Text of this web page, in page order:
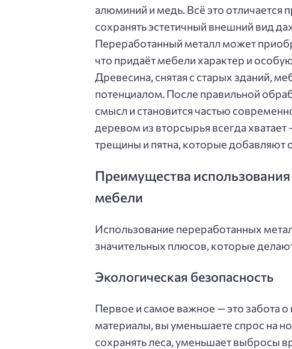
алюминий и медь. Всё это
сохранять эстетичный внешний вид
Переработанный металл может
что придаёт мебели характер и
Древесина, снятая с старых зданий,
потенциалом. После правильной
смысл и становится частью
деревом из вторсырья всегда хватает
трещины и пятна, которые
Преимущества
мебели
Использование переработанных
значительных плюсов, которые
Экологическая безопасность
Первое и самое важное — это забота
материалы, вы уменьшаете спрос на
сохранять леса, уменьшает выбросы